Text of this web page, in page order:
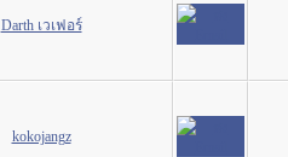
Darth เวเฟอร์
kokojangz